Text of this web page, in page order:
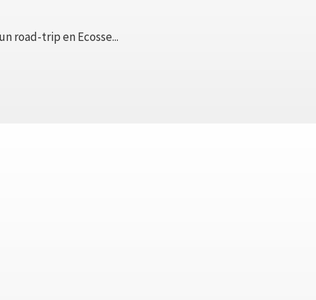
road-trip en Ecosse...